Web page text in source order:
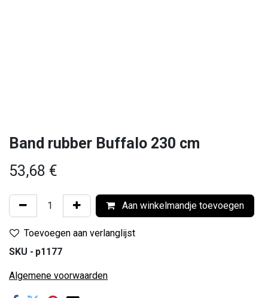
Band rubber Buffalo 230 cm
53,68 €
Aan winkelmandje toevoegen
Toevoegen aan verlanglijst
SKU - p1177
Algemene voorwaarden